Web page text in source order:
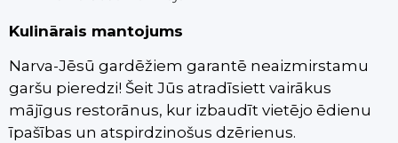
Kulinārais mantojums
Narva-Jēsū gardēžiem garantē neaizmirstamu
garšu pieredzi! Šeit Jūs atradīsiett vairākus
mājīgus restorānus, kur izbaudīt vietējo ēdienu
īpašības un atspirdzinošus dzērienus.